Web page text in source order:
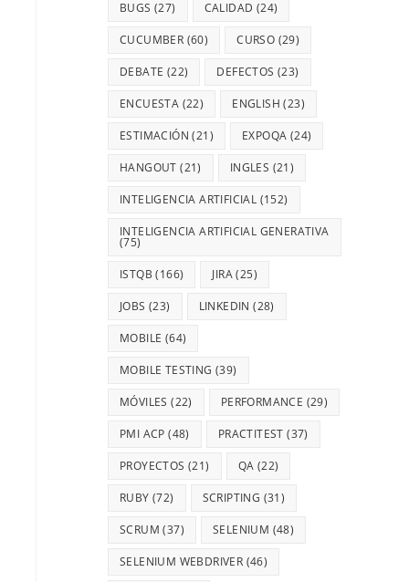
BUGS (27) CALIDAD (24)
CUCUMBER (60) CURSO (29)
DEBATE (22) DEFECTOS (23)
ENCUESTA (22) ENGLISH (23)
ESTIMACIÓN (21) EXPOQA (24)
HANGOUT (21) INGLES (21)
INTELIGENCIA ARTIFICIAL (152)
INTELIGENCIA ARTIFICIAL GENERATIVA
(75)
ISTQB (166) JIRA(25)
JOBS (23) LINKEDIN (28)
MOBILE (64)
MOBILE TESTING (39)
MÓVILES (22) PERFORMANCE (29)
PMI ACP (48) PRACTITEST (37)
PROYECTOS (21) QA (22)
RUBY (72) SCRIPTING (31)
SCRUM (37) SELENIUM (48)
SELENIUM WEBDRIVER (46)